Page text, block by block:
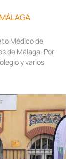
Médico de
de Málaga. Por
y varios